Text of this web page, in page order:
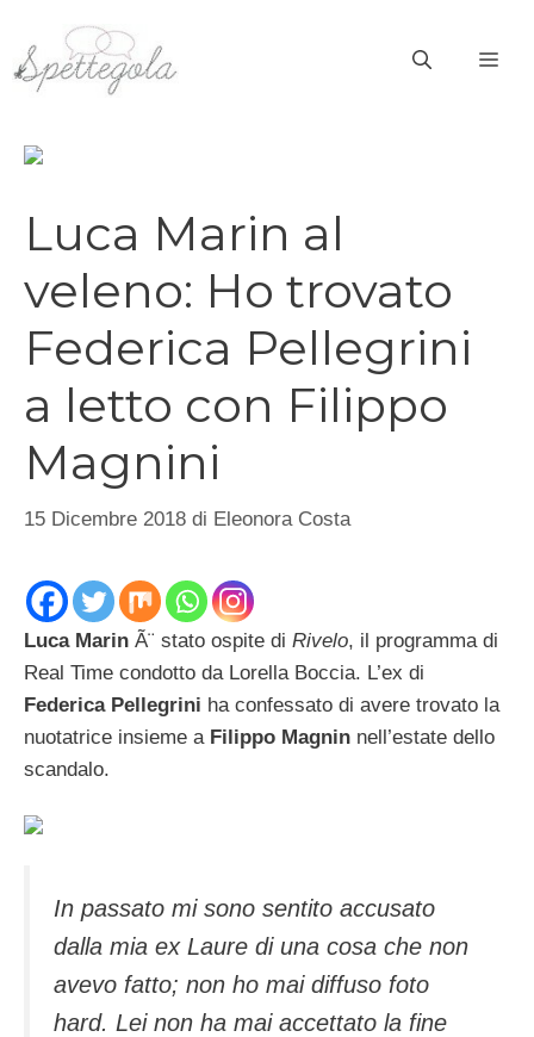
contenuto
Luca Marin al
veleno: Ho trovato
Federica Pellegrini
a letto con Filippo
Magnini
15 Dicembre 2018 di Eleonora Costa
Luca Marin Ã¨ stato ospite di Rivelo, il programma di
Real Time condotto da Lorella Boccia. L’ex di
Federica Pellegrini ha confessato di avere trovato la
nuotatrice insieme a Filippo Magnin nell’estate dello
scandalo.
In passato mi sono sentito accusato
dalla mia ex Laure di una cosa che non
avevo fatto; non ho mai diffuso foto
hard. Lei non ha mai accettato la fine